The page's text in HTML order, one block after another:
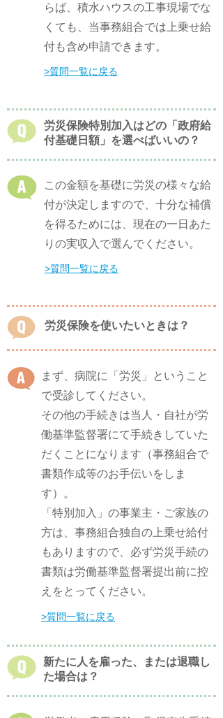
らば、積水ハウスの工事現場でな
くても、当事務組合では上乗せ給
付も含め申請できます。
​>質問一覧に戻る
労災保険特別加入はどの「政府給
付基礎日額」を選べばいいの？
この金額を基礎に労災の様々な給
付が決定しますので、十分な補償
を得るためには、現在の一日あた
りの実収入で選んでください。
​>質問一覧に戻る
労災保険を使いたいときは？
まず、病院に「労災」ということ
で受診してください。
その他の手続きは当人・自社が労
働基準監督署にて手続きしていた
だくことになります（事務組合で
書類作成等のお手伝いをしま
す）。
「特別加入」の事業主・ご家族の
方は、事務組合独自の上乗せ給付
もありますので、必ず労災手続の
書類は労働基準監督署提出前に控
えをとってください。
​>質問一覧に戻る
新たに人を雇った、または退職し
た場合は？